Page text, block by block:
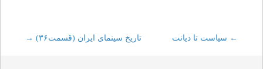
Post
← سیاست تا دیانت تاریخ سینمای ایران (قسمت۳۶) →